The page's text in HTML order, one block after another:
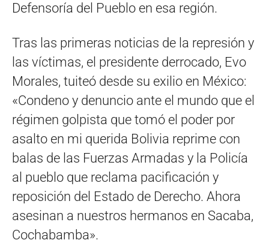
Defensoría del Pueblo en esa región.
Tras las primeras noticias de la represión y
las víctimas, el presidente derrocado, Evo
Morales, tuiteó desde su exilio en México:
«Condeno y denuncio ante el mundo que el
régimen golpista que tomó el poder por
asalto en mi querida Bolivia reprime con
balas de las Fuerzas Armadas y la Policía
al pueblo que reclama pacificación y
reposición del Estado de Derecho. Ahora
asesinan a nuestros hermanos en Sacaba,
Cochabamba».